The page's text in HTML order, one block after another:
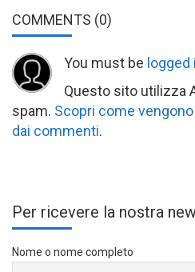
COMMENTS (0)
You must be logged
Questo sito utilizza
spam. Scopri come
dai commenti.
Per ricevere la nostra
Nome o nome completo